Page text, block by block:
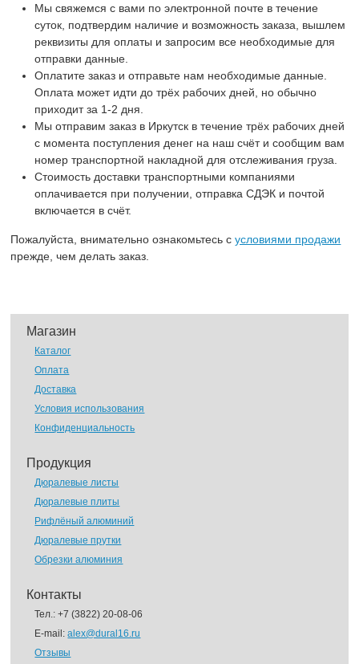
Мы свяжемся с вами по электронной почте в течение
суток, подтвердим наличие и возможность заказа, вышлем
реквизиты для оплаты и запросим все необходимые для
отправки данные.
Оплатите заказ и отправьте нам необходимые данные.
Оплата может идти до трёх рабочих дней, но обычно
приходит за 1-2 дня.
Мы отправим заказ в Иркутск в течение трёх рабочих дней
с момента поступления денег на наш счёт и сообщим вам
номер транспортной накладной для отслеживания груза.
Стоимость доставки транспортными компаниями
оплачивается при получении, отправка СДЭК и почтой
включается в счёт.
Пожалуйста, внимательно ознакомьтесь сусловиями продажи
прежде, чем делать заказ.
Магазин
Каталог
Оплата
Доставка
Условия использования
Конфиденциальность
Продукция
Дюралевые листы
Дюралевые плиты
Рифлёный алюминий
Дюралевые прутки
Обрезки алюминия
Контакты
Тел.:+7 (3822) 20-08-06
E-mail:alex@dural16.ru
Отзывы